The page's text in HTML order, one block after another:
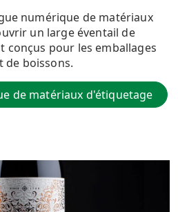
numérique de matériaux
un large éventail de
conçus pour les emballages
de boissons.
de matériaux d'étiquetage